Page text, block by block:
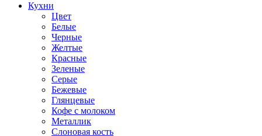
Кухни
Цвет
Белые
Черные
Желтые
Красные
Зеленые
Серые
Бежевые
Глянцевые
Кофе с молоком
Металлик
Слоновая кость